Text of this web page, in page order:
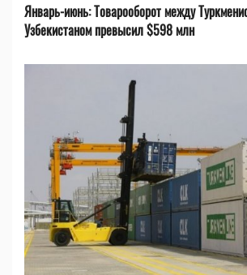
Январь-июнь: Товарооборот между
Узбекистаном превысил $598 млн